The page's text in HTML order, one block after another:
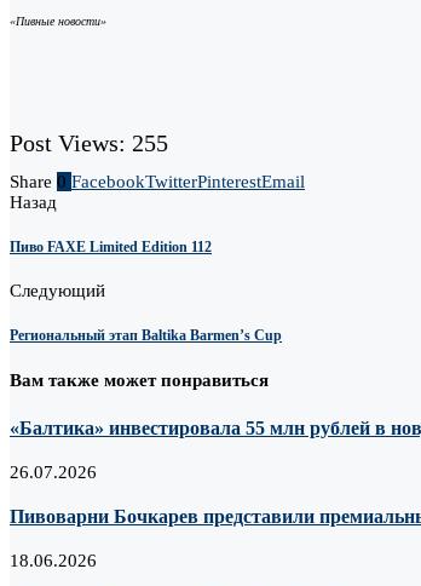
«Пивные новости»
Post Views: 255
Share 0 FacebookTwitterPinterestEmail
Назад
Пиво FAXE Limited Edition 112
Следующий
Региональный этап Baltika Barmen’s Cup
Вам также может понравиться
«Балтика» инвестировала 55 млн рублей в
26.07.2026
Пивоварни Бочкарев представили
18.06.2026